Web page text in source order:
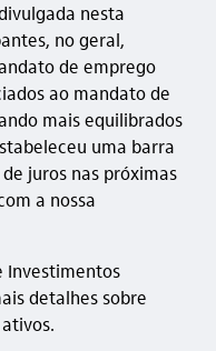
nesta
no geral,
de emprego
ao mandato de
mais equilibrados
uma barra
juros nas próximas
a nossa
Investimentos
detalhes sobre